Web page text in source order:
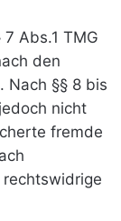
Abs.1 TMG
den
Nach §§ 8 bis
nicht
fremde